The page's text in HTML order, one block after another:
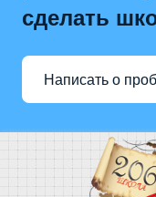
сделать
Написать о